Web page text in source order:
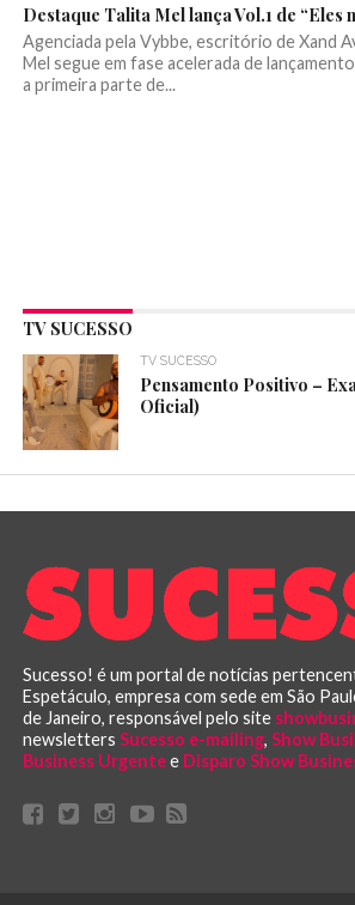
Destaque Talita Mel lança Vol.1 de “Eles
Agenciada pela Vybbe, escritório de Xand
Mel segue em fase acelerada de
a primeira parte de...
TV SUCESSO
TV SUCESSO
Pensamento Positivo –
Oficial)
Sucesso! é um portal de notícias
Espetáculo, empresa com sede em São
de Janeiro, responsável pelo site
newsletters Sucesso e-mailing, Show
Business Urgentee Disparo Show